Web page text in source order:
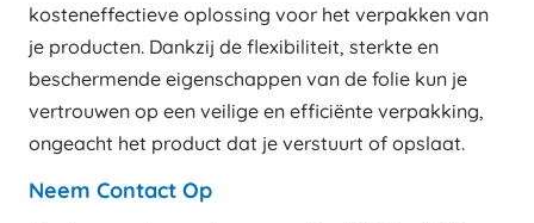
kosteneffectieve oplossing voor het verpakken van
je producten. Dankzij de flexibiliteit, sterkte en
beschermende eigenschappen van de folie kun je
vertrouwen op een veilige en efficiënte verpakking,
ongeacht het product dat je verstuurt of opslaat.
Neem Contact Op